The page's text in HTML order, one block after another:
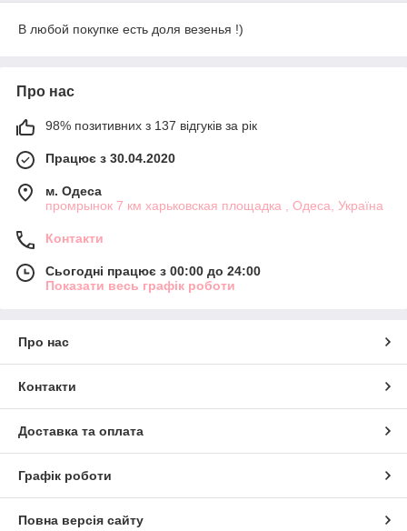
В любой покупке есть доля везенья !)
Про нас
98% позитивних з 137 відгуків за рік
Працює з 30.04.2020
м. Одеса
промрынок 7 км харьковская площадка , Одеса, Україна
Контакти
Сьогодні працює з 00:00 до 24:00
Показати весь графік роботи
Про нас
Контакти
Доставка та оплата
Графік роботи
Повна версія сайту